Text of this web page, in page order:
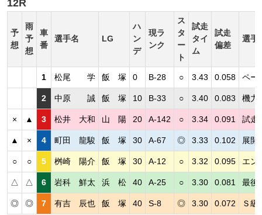
12R
予
想
雨
予
想
車
番
選手名 LG
ハ
ン
デ
現ラ
ンク
ス
タ
ー
ト
試走
タイ
ム
試走
偏差
選手
1 松尾 学 飯 塚 0 B-28 ○ 3.43 0.058 ペー
2 中原 誠 飯 塚 10 B-33 ○ 3.40 0.083 機力
× ▲ 3 松井 大和 山 陽 20 A-142 ○ 3.34 0.091 試走
▲ × 4 町田 龍駿 飯 塚 30 A-67 ◎ 3.33 0.102 展開
○ ○ 5 桝崎 陽介 飯 塚 30 A-12 ○ 3.32 0.095 エン
△ △ 6 岩科 鮮太 浜 松 40 A-25 ○ 3.30 0.081 最後
◎ ◎ 7 有吉 辰也 飯 塚 40 S-8 ◎ 3.30 0.072 Ｓ級